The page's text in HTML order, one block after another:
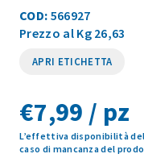
COD: 566927
Prezzo al Kg 26,63
APRI ETICHETTA
€7,99 / pz
L’effettiva disponibilità
caso di mancanza del